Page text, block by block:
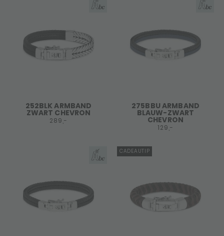
252BLK ARMBAND
ZWART CHEVRON
289,-
275BBU ARMBAND
BLAUW-ZWART
CHEVRON
129,-
CADEAUTIP